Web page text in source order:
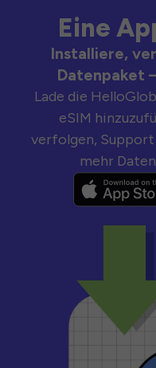
Eine
Installiere,
Datenpaket
Lade die
eSIM
verfolgen, Support
mehr